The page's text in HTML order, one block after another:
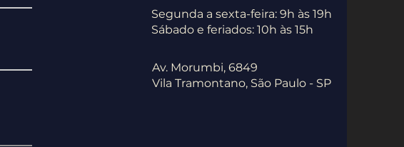
Segunda a sexta-feira: 9h às 19h
Sábado e feriados: 10h às 15h
Av. Morumbi, 6849
Vila Tramontano, São Paulo - SP